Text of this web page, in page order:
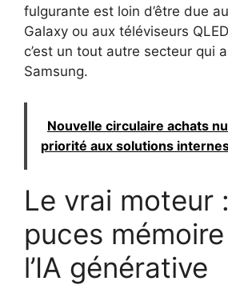
fulgurante est loin d’être due
Galaxy ou aux téléviseurs
c’est un tout autre secteur qui
Samsung.
Nouvelle circulaire achats
priorité aux solutions
Le vrai moteur
puces
l’IA générative